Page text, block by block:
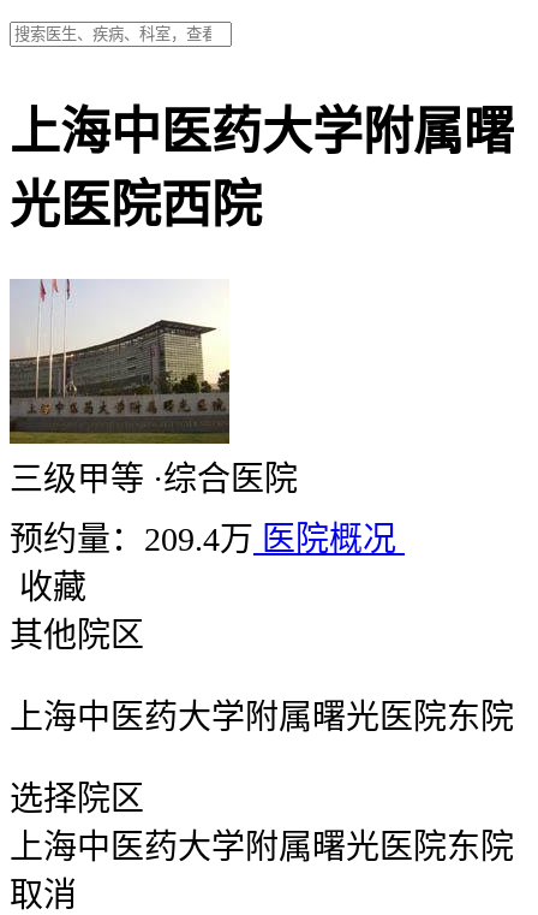
上海中医药大学附属曙
光医院西院
三级甲等 ·综合医院
预约量：209.4万 医院概况
收藏
其他院区
上海中医药大学附属曙光医院东院
选择院区
上海中医药大学附属曙光医院东院
取消